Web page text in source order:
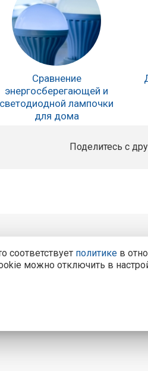
Сравнение
энергосберегающей и
светодиодной лампочки
для дома
Поделитесь с
ул. М. Жукова, д. 25
4221
соответствует политике в
можно отключить в